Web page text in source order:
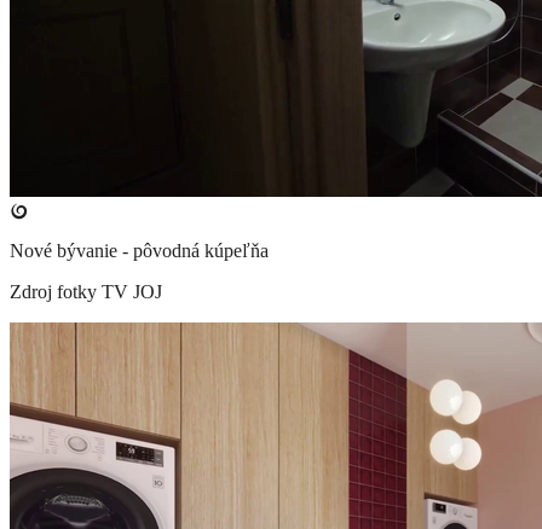
Nové bývanie - pôvodná kúpeľňa
Zdroj fotky TV JOJ